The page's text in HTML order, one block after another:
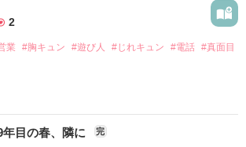
り道”には
2
業 #胸キュン #遊び人 #じれキュン #電話 #真面目
てる？」
年目の春、隣に 完